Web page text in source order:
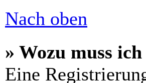
Nach oben
» Wozu muss
Eine